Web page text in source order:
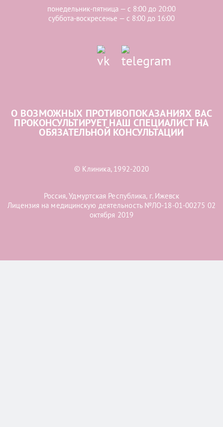
понедельник-пятница — с 8:00 до 20:00
суббота-воскресенье — с 8:00 до 16:00
О ВОЗМОЖНЫХ ПРОТИВОПОКАЗАНИЯХ ВАС
ПРОКОНСУЛЬТИРУЕТ НАШ СПЕЦИАЛИСТ НА
ОБЯЗАТЕЛЬНОЙ КОНСУЛЬТАЦИИ
© Клиника, 1992-2020
Россия, Удмуртская Республика, г. Ижевск
Лицензия на медицинскую деятельность №ЛО-18-01-00275 02
октября 2019